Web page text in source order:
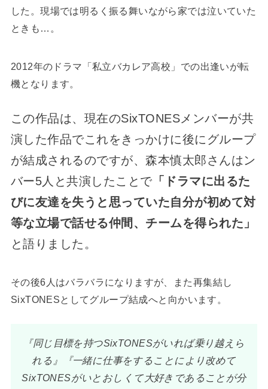
した。現場では明るく振る舞いながら家では泣いていた
ときも…。
2012年のドラマ「私立バカレア高校」での出逢いが転
機となります。
この作品は、現在のSixTONESメンバーが共
演した作品でこれをきっかけに後にグループ
が結成されるのですが、森本慎太郎さんはン
バー5人と共演したことで「ドラマに出るた
びに友達を失うと思っていた自分が初めて対
等な立場で話せる仲間、チームを得られた」
と語りました。
その後6人はバラバラになりますが、また再集結し
SixTONESとしてグループ結成へと向かいます。
『同じ目標を持つSixTONESがいれば乗り越えら
れる』『一緒に仕事をすることにより改めて
SixTONESがいとおしくて大好きであることが分